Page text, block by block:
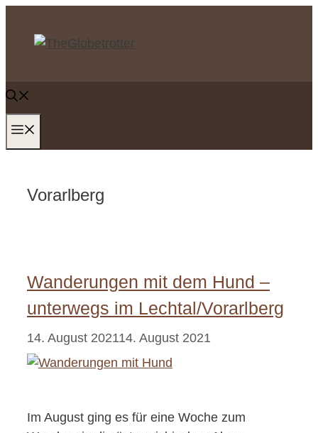
Inhalt
springen
Vorarlberg
Wanderungen mit dem Hund –
unterwegs im Lechtal/Vorarlberg
14. August 202114. August 2021
Im August ging es für eine Woche zum